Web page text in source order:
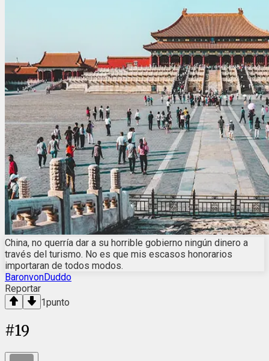
China, no querría dar a su horrible gobierno ningún dinero a
través del turismo. No es que mis escasos honorarios
importaran de todos modos.
BaronvonDuddo
Reportar
1punto
#19